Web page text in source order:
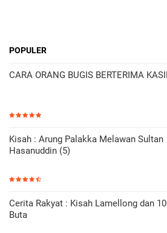
POPULER
CARA ORANG BUGIS BERTERIMA
Kisah : Arung Palakka Melawan Sultan
Hasanuddin (5)
Cerita Rakyat : Kisah Lamellong dan
Buta